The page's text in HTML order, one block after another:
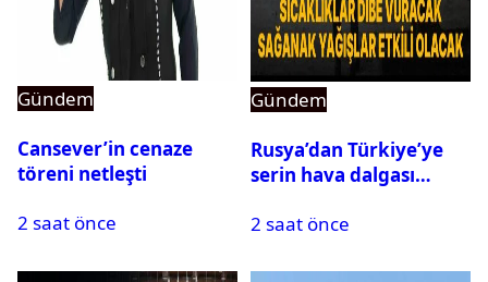
Gündem
Cansever’in cenaze
töreni netleşti
2 saat önce
Gündem
Rusya’dan Türkiye’ye
serin hava dalgası
düşecek
2 saat önce